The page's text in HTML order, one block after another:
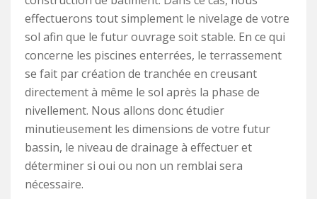
effectuerons tout simplement le nivelage de votre
sol afin que le futur ouvrage soit stable. En ce qui
concerne les piscines enterrées, le terrassement
se fait par création de tranchée en creusant
directement à même le sol après la phase de
nivellement. Nous allons donc étudier
minutieusement les dimensions de votre futur
bassin, le niveau de drainage à effectuer et
déterminer si oui ou non un remblai sera
nécessaire.